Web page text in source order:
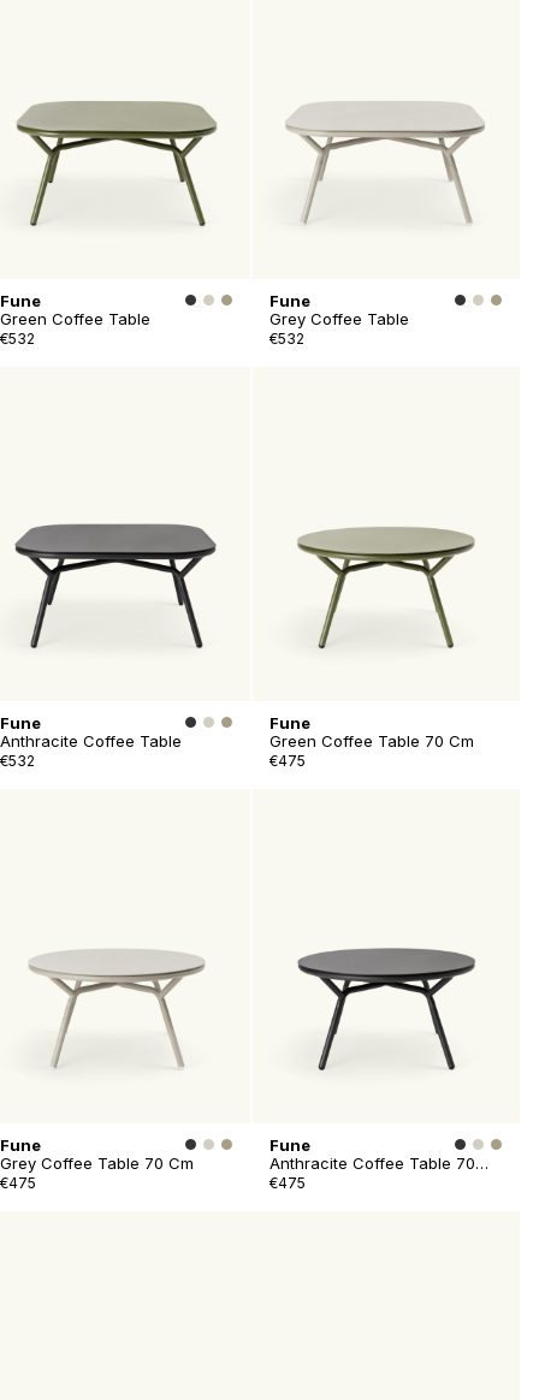
Fune
Green Coffee Table
€532
Fune
Grey Coffee Table
€532
Fune
Anthracite Coffee Table
€532
Fune
Green Coffee Table 70 Cm
€475
Fune
Grey Coffee Table 70 Cm
€475
Fune
Anthracite Coffee Table 70
Cm
€475